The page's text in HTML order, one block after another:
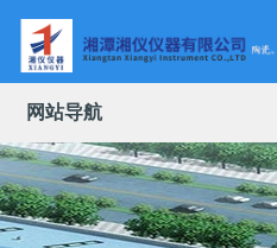
网站导航